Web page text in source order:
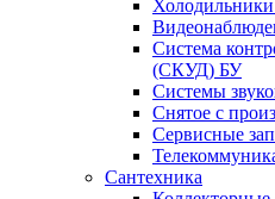
Система
(СКУД) БУ
Системы
Снятое с
Сервисные
Сантехника